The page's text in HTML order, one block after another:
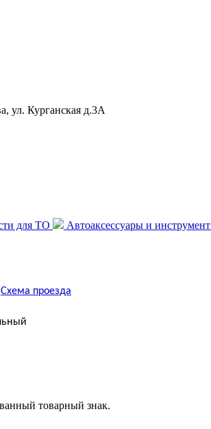
ул. Курганская д.3A
для ТО Автоаксессуары и инструмент
Схема проезда
товарный знак.